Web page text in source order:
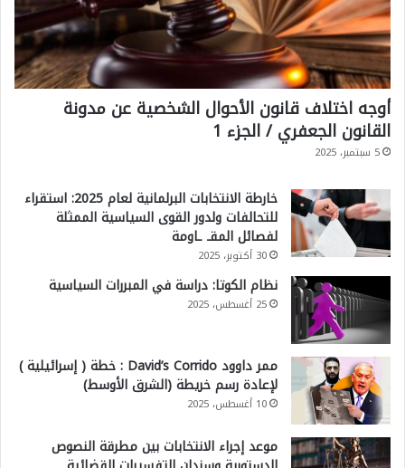
أوجه اختلاف قانون الأحوال الشخصية عن مدونة
القانون الجعفري / الجزء 1
5 سبتمبر، 2025
خارطة الانتخابات البرلمانية لعام 2025: استقراء
للتحالفات ولدور القوى السياسية الممثلة
لفصائل المقـ ـاومة
30 أكتوبر، 2025
نظام الكوتا: دراسة في المبررات السياسية
25 أغسطس، 2025
ممر داوود David’s Corrido : خطة ( إسرائيلية )
لإعادة رسم خريطة (الشرق الأوسط)
10 أغسطس، 2025
موعد إجراء الانتخابات بين مطرقة النصوص